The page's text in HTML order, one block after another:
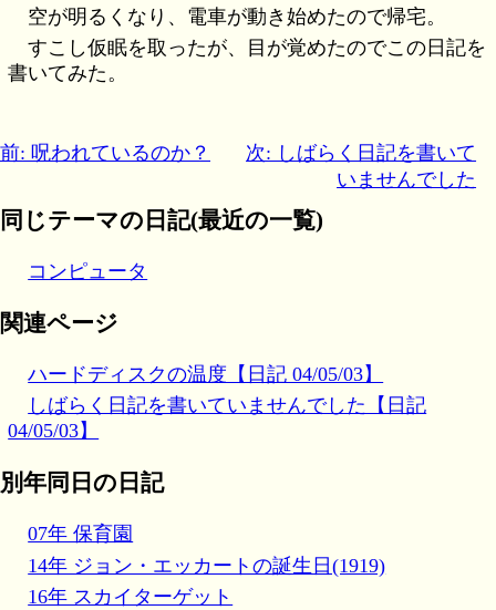
空が明るくなり、電車が動き始めたので帰宅。
すこし仮眠を取ったが、目が覚めたのでこの日記を
書いてみた。
前: 呪われているのか？
次: しばらく日記を書いて
いませんでした
同じテーマの日記(最近の一覧)
コンピュータ
関連ページ
ハードディスクの温度【日記 04/05/03】
しばらく日記を書いていませんでした【日記
04/05/03】
別年同日の日記
07年 保育園
14年 ジョン・エッカートの誕生日(1919)
16年 スカイターゲット